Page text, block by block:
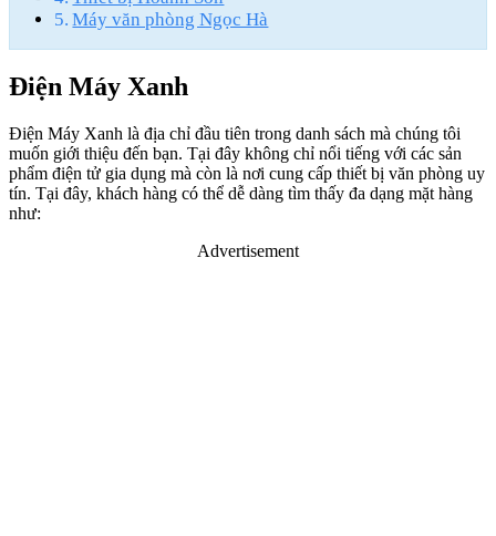
Máy văn phòng Ngọc Hà
Điện Máy Xanh
Điện Máy Xanh là địa chỉ đầu tiên trong danh sách mà chúng tôi
muốn giới thiệu đến bạn. Tại đây không chỉ nổi tiếng với các sản
phẩm điện tử gia dụng mà còn là nơi cung cấp thiết bị văn phòng uy
tín. Tại đây, khách hàng có thể dễ dàng tìm thấy đa dạng mặt hàng
như:
Advertisement